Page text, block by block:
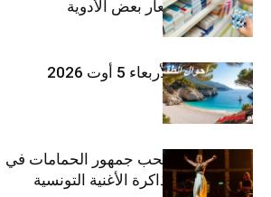
الأخيرة في أسعار بعض الأدوية
طقس اليوم الأربعاء 5 أوت 2026
بثينة نابولي تصحب جمهور الحمامات في
“دوليشة” بين ذاكرة الأغنية التونسية